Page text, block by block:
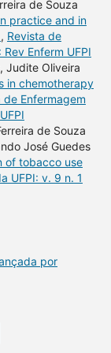
de Souza
practice and in
, Revista de
Enferm UFPI
Judite Oliveira
in chemotherapy
de Enfermagem
de Souza
José Guedes
of tobacco use
UFPI: v. 9 n. 1
por